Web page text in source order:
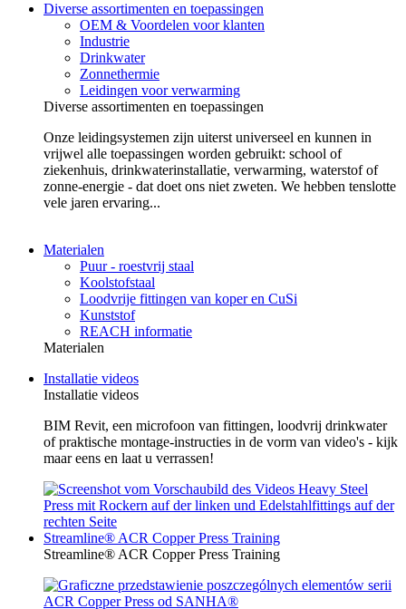
Diverse assortimenten en toepassingen
OEM & Voordelen voor klanten
Industrie
Drinkwater
Zonnethermie
Leidingen voor verwarming
Diverse assortimenten en toepassingen
Onze leidingsystemen zijn uiterst universeel en kunnen in
vrijwel alle toepassingen worden gebruikt: school of
ziekenhuis, drinkwaterinstallatie, verwarming, waterstof of
zonne-energie - dat doet ons niet zweten. We hebben tenslotte
vele jaren ervaring...
Materialen
Puur - roestvrij staal
Koolstofstaal
Loodvrije fittingen van koper en CuSi
Kunststof
REACH informatie
Materialen
Installatie videos
Installatie videos
BIM Revit, een microfoon van fittingen, loodvrij drinkwater
of praktische montage-instructies in de vorm van video's - kijk
maar eens en laat u verrassen!
Streamline® ACR Copper Press Training
Streamline® ACR Copper Press Training